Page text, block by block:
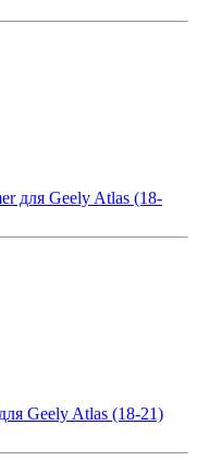
для Geely Atlas (18-
Geely Atlas (18-21)